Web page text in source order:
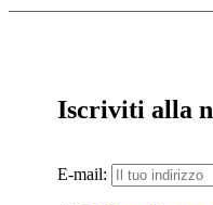
Iscriviti alla
E-mail: